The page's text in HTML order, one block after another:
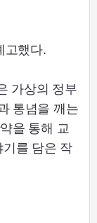
고했다.
가상의 정부
통념을 깨는
을 통해 교
를 담은 작